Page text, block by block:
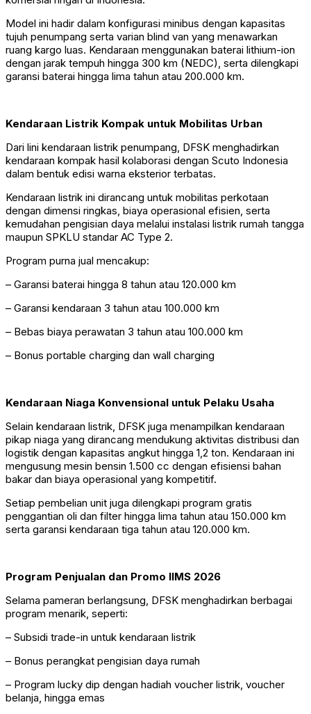
Model ini hadir dalam konfigurasi minibus dengan kapasitas
tujuh penumpang serta varian blind van yang menawarkan
ruang kargo luas. Kendaraan menggunakan baterai lithium-ion
dengan jarak tempuh hingga 300 km (NEDC), serta dilengkapi
garansi baterai hingga lima tahun atau 200.000 km.
Kendaraan Listrik Kompak untuk Mobilitas Urban
Dari lini kendaraan listrik penumpang, DFSK menghadirkan
kendaraan kompak hasil kolaborasi dengan Scuto Indonesia
dalam bentuk edisi warna eksterior terbatas.
Kendaraan listrik ini dirancang untuk mobilitas perkotaan
dengan dimensi ringkas, biaya operasional efisien, serta
kemudahan pengisian daya melalui instalasi listrik rumah tangga
maupun SPKLU standar AC Type 2.
Program purna jual mencakup:
– Garansi baterai hingga 8 tahun atau 120.000 km
– Garansi kendaraan 3 tahun atau 100.000 km
– Bebas biaya perawatan 3 tahun atau 100.000 km
– Bonus portable charging dan wall charging
Kendaraan Niaga Konvensional untuk Pelaku Usaha
Selain kendaraan listrik, DFSK juga menampilkan kendaraan
pikap niaga yang dirancang mendukung aktivitas distribusi dan
logistik dengan kapasitas angkut hingga 1,2 ton. Kendaraan ini
mengusung mesin bensin 1.500 cc dengan efisiensi bahan
bakar dan biaya operasional yang kompetitif.
Setiap pembelian unit juga dilengkapi program gratis
penggantian oli dan filter hingga lima tahun atau 150.000 km
serta garansi kendaraan tiga tahun atau 120.000 km.
Program Penjualan dan Promo IIMS 2026
Selama pameran berlangsung, DFSK menghadirkan berbagai
program menarik, seperti:
– Subsidi trade-in untuk kendaraan listrik
– Bonus perangkat pengisian daya rumah
– Program lucky dip dengan hadiah voucher listrik, voucher
belanja, hingga emas